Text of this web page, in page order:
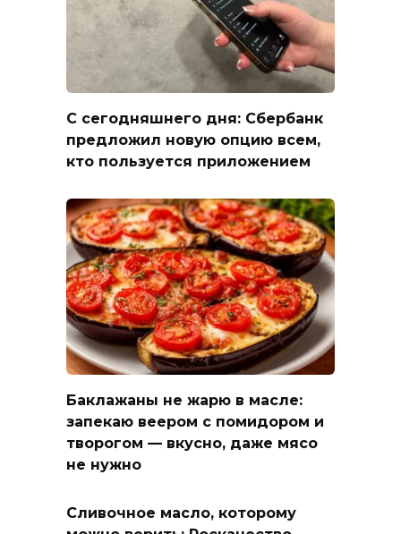
С сегодняшнего дня: Сбербанк
предложил новую опцию всем,
кто пользуется приложением
Баклажаны не жарю в масле:
запекаю веером с помидором и
творогом — вкусно, даже мясо
не нужно
Сливочное масло, которому